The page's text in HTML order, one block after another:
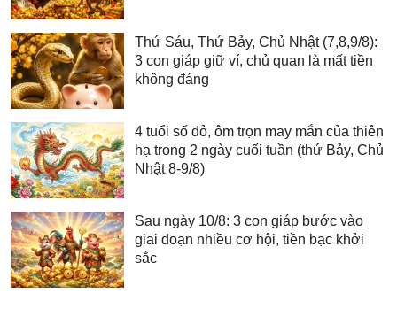
Thứ Sáu, Thứ Bảy, Chủ Nhật (7,8,9/8):
3 con giáp giữ ví, chủ quan là mất tiền
không đáng
4 tuổi số đỏ, ôm trọn may mắn của thiên
hạ trong 2 ngày cuối tuần (thứ Bảy, Chủ
Nhật 8-9/8)
Sau ngày 10/8: 3 con giáp bước vào
giai đoạn nhiều cơ hội, tiền bạc khởi
sắc